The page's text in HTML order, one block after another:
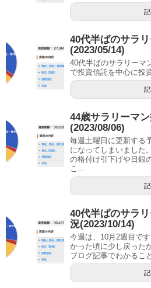
40代半ばのサラ
(2023/05/14)
40代半ばのサラリーマ
で投資信託を中心に投
44歳サラリーマ
(2023/08/06)
毎週土曜日に更新する
になってしまいました
の格付け引下げや日銀
こ...
40代半ばのサラ
況(2023/10/14)
今週は、10月2週目で
かった頃に少し戻った
ブログ記事でわかるこ